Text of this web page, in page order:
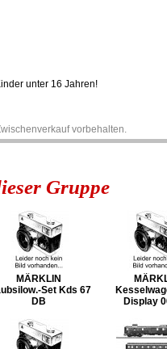
unter 16 Jahren!
vorbehalten.
Gruppe
MÄRKLIN
Set Kds 67
DB
Display